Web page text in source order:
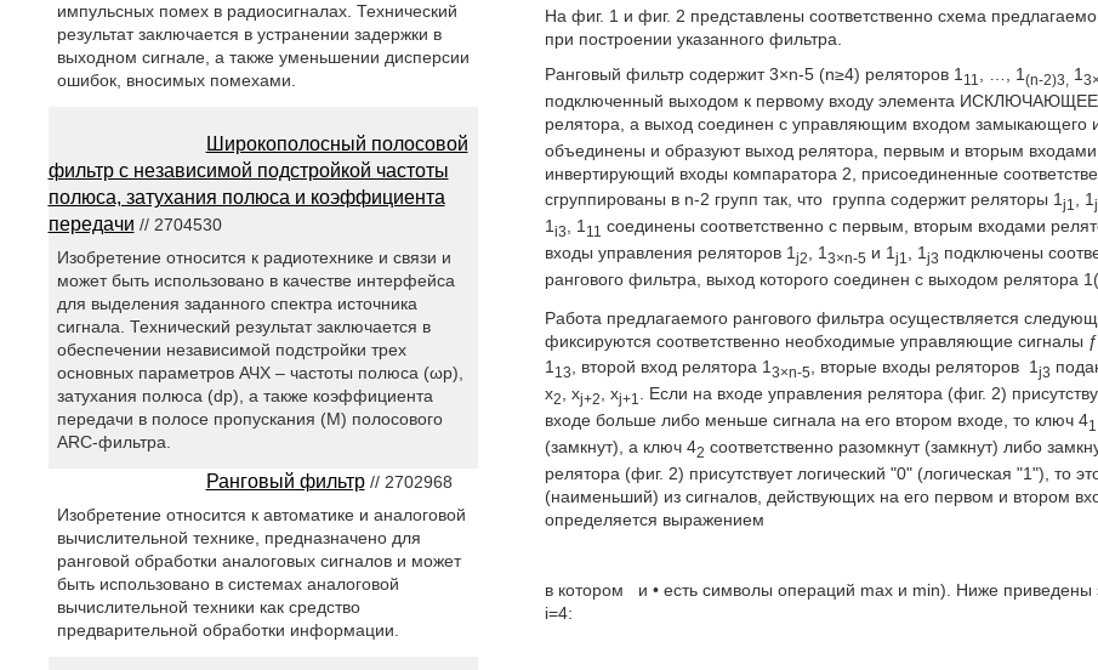
На фиг. 1 и фиг. 2 представлены соответственно схема
при построении указанного фильтра.
Ранговый фильтр содержит 3×n-5 (n≥4) реляторов 1 11 , …, 1 (n-2)3, 1
подключенный выходом к первому входу элемента ИСКЛЮЧАЮЩЕЕ
релятора, а выход соединен с управляющим входом замыкающего
объединены и образуют выход релятора, первым и вторым
инвертирующий входы компаратора 2, присоединенные
сгруппированы в n-2 групп так, что группа содержит реляторы 1j1 , 1
1i3 , 1 11 соединены соответственно с первым, вторым входами
входы управления реляторов 1j2 , 13×n-5 и 1j1 , 1j3 подключены
рангового фильтра, выход которого соединен с выходом релятора
Работа предлагаемого рангового фильтра осуществляется
фиксируются соответственно необходимые управляющие сигналы ƒ
113, второй вход релятора 13×n-5, вторые входы реляторов 1j3
х2 , xj+2 , xj+1
. Если на входе управления релятора (фиг. 2)
входе больше либо меньше сигнала на его втором входе, то ключ 41
(замкнут), а ключ 42 соответственно разомкнут (замкнут) либо
релятора (фиг. 2) присутствует логический "0" (логическая "1"), то
(наименьший) из сигналов, действующих на его первом и втором
определяется выражением
в котором
и • есть символы операций max и min). Ниже
i=4:
импульсных помех в радиосигналах. Технический
результат заключается в устранении задержки в
выходном сигнале, а также уменьшении дисперсии
ошибок, вносимых помехами.
Широкополосный полосовой
фильтр с независимой подстройкой частоты
полюса, затухания полюса и коэффициента
передачи // 2704530
Изобретение относится к радиотехнике и связи и
может быть использовано в качестве интерфейса
для выделения заданного спектра источника
сигнала. Технический результат заключается в
обеспечении независимой подстройки трех
основных параметров АЧХ – частоты полюса (ωp),
затухания полюса (dp), а также коэффициента
передачи в полосе пропускания (М) полосового
АRC-фильтра.
Ранговый фильтр// 2702968
Изобретение относится к автоматике и аналоговой
вычислительной технике, предназначено для
ранговой обработки аналоговых сигналов и может
быть использовано в системах аналоговой
вычислительной техники как средство
предварительной обработки информации.